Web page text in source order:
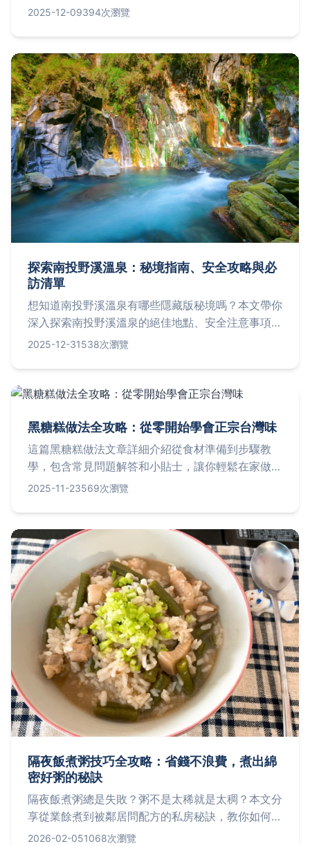
迎，並發現台北最佳蕃茄牛肉麵餐廳，包括地址、價
試，這裡都有你需要的實用資訊。文章還包括常見問
題解答和個人經驗分享，幫助你做出最佳選擇。
2025-12-09394次瀏覽
探索南投野溪溫泉：秘境指南、安全攻略與必
訪清單
想知道南投野溪溫泉有哪些隱藏版秘境嗎？本文帶你
深入探索南投野溪溫泉的絕佳地點、安全注意事項、
裝備清單與常見問題，讓你輕鬆規劃一趟難忘的溫泉
2025-12-31538次瀏覽
黑糖糕做法全攻略：從零開始學會正宗台灣味
這篇黑糖糕做法文章詳細介紹從食材準備到步驟教
學，包含常見問題解答和小貼士，讓你輕鬆在家做出
Q彈美味的台灣黑糖糕。無論新手或老手，都能找到
2025-11-23569次瀏覽
隔夜飯煮粥技巧全攻略：省錢不浪費，煮出綿
密好粥的秘訣
隔夜飯煮粥總是失敗？粥不是太稀就是太稠？本文分
享從業餘煮到被鄰居問配方的私房秘訣，教你如何精
準控制水米比例、掌握火候，將剩飯華麗變身成暖心
2026-02-051068次瀏覽